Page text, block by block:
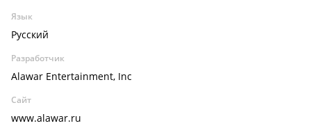
Язык
Русский
Разработчик
Alawar Entertainment, Inc
Сайт
www.alawar.ru